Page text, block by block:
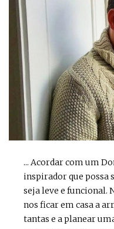
... Acordar com um
inspirador que possa
seja leve e funcional.
nos ficar em casa a
tantas e a planear